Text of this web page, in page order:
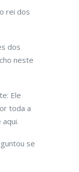
rei dos
dos
neste
Ele
toda a
aqui.
se